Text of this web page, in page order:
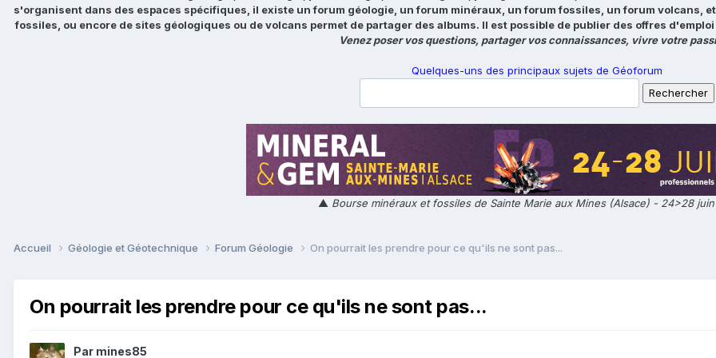
s'organisent dans des espaces spécifiques, il existe un forum géologie, un forum minéraux, un forum fossiles, un forum volcans,
fossiles, ou encore de sites géologiques ou de volcans permet de partager des albums. Il est possible de publier des offres
Venez poser vos questions, partager vos connaissances, vivre votre
Quelques-uns des principaux sujets de Géoforum
▲ Bourse minéraux et fossiles de Sainte Marie aux Mines (Alsace) - 24>28
Accueil Géologie et Géotechnique Forum Géologie On pourrait les prendre pour ce qu'ils ne sont pas...
On pourrait les prendre pour ce qu'ils ne sont pas...
Par mines85